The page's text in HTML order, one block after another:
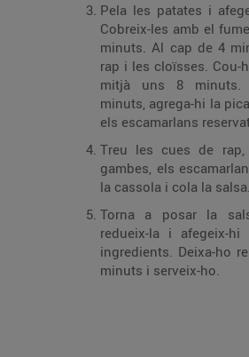
Pela les patates i
Cobreix-les amb el fumet i cou-les uns 12
minuts. Al cap de 4
rap i les cloïsses. Cou-ho tot plegat a foc
mitjà uns 8 minuts. Quan
minuts, agrega-hi la
els escamarlans
Treu les cues de
gambes, els escamarlans i les
la cassola i cola la salsa.
Torna a posar la
redueix-la i afegeix-hi de nou
ingredi­ents. Deixa-ho
minuts i serveix-ho.